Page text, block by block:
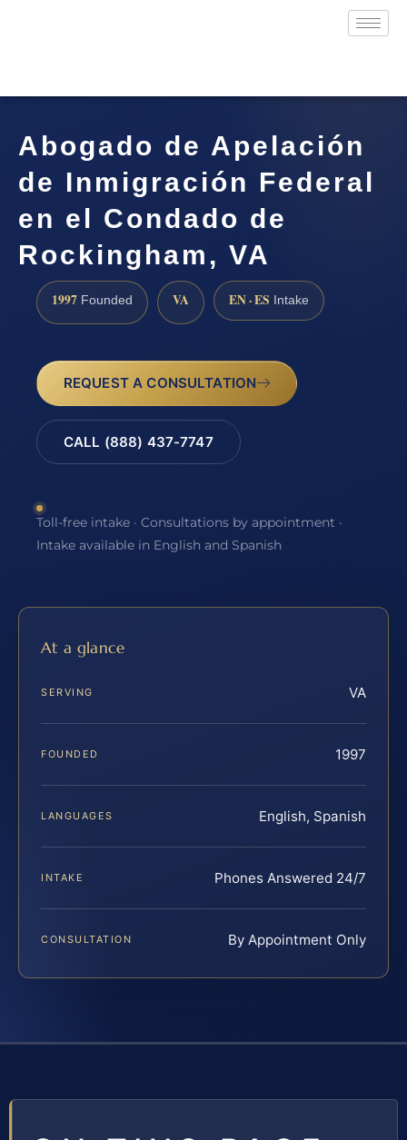
Abogado de Apelación
de Inmigración Federal
en el Condado de
Rockingham, VA
1997 Founded VA EN · ES Intake
REQUEST A CONSULTATION
CALL (888) 437-7747
Toll-free intake · Consultations by appointment ·
Intake available in English and Spanish
At a glance
SERVING VA
FOUNDED 1997
LANGUAGES English, Spanish
INTAKE Phones Answered 24/7
CONSULTATION By Appointment Only